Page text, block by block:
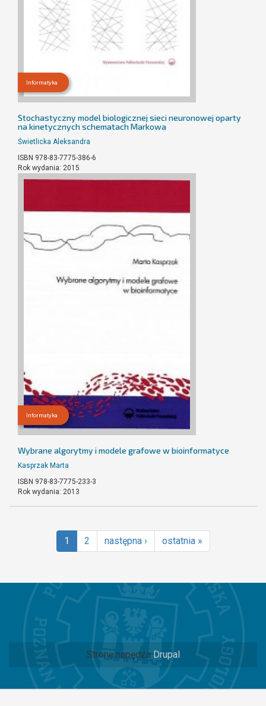
Informatyka
Stochastyczny model biologicznej sieci neuronowej oparty
na kinetycznych schematach Markowa
Świetlicka Aleksandra
ISBN 978-83-7775-386-6
Rok wydania: 2015
Informatyka
Wybrane algorytmy i modele grafowe w bioinformatyce
Kasprzak Marta
ISBN 978-83-7775-233-3
Rok wydania: 2013
1 2 następna › ostatnia »
Stronę napędza Drupal